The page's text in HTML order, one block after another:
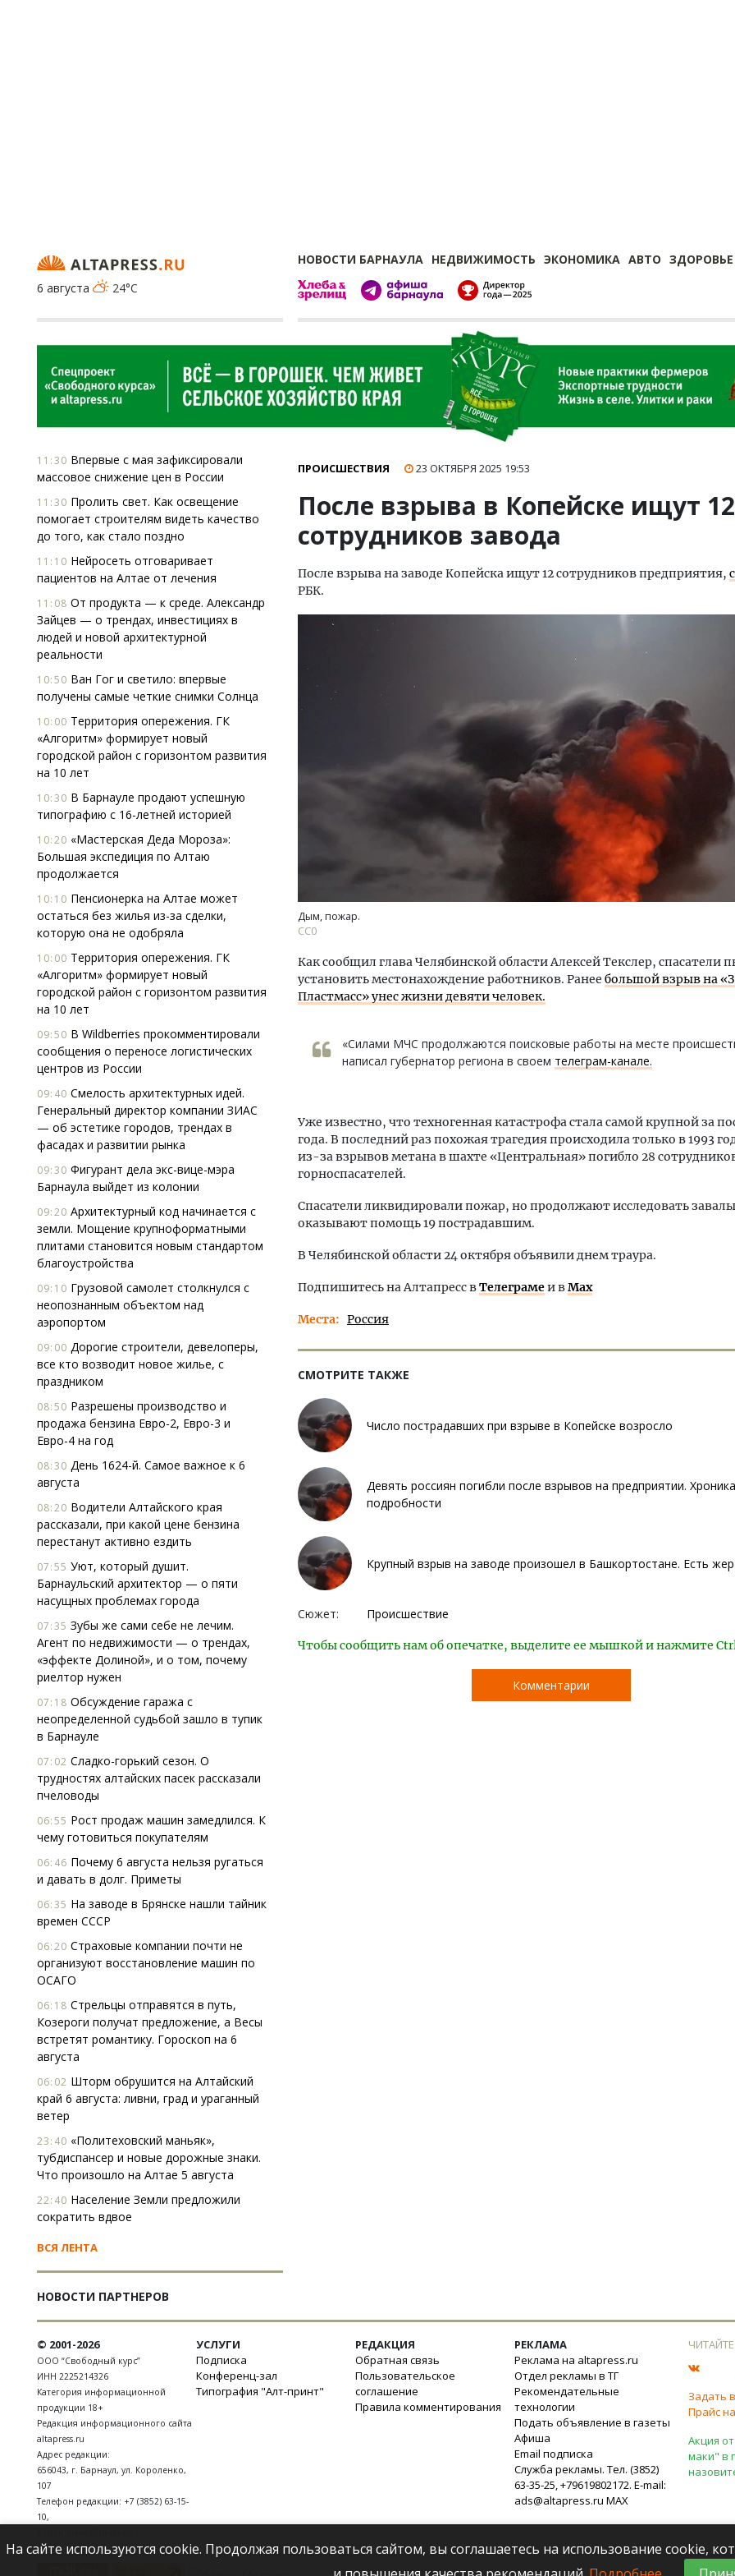
НОВОСТИ БАРНАУЛА НЕДВИЖИМОСТЬ ЭКОНОМИКА АВТО ЗДОРОВЬЕ
6 августа
24°C
11:30 Впервые с мая зафиксировали
массовое снижение цен в России
11:30 Пролить свет. Как освещение
помогает строи­телям видеть качество
до того, как стало поздно
11:10 Нейросеть отговаривает
пациентов на Алтае от лечения
11:08 От продукта — к среде. Александр
Зайцев — о трендах, инвестициях в
людей и новой архитектурной
реальности
10:50 Ван Гог и светило: впервые
получены самые четкие снимки Солнца
10:00 Территория опережения. ГК
«Алгоритм» формирует новый
городской район с горизонтом развития
на 10 лет
10:30 В Барнауле продают успешную
типографию с 16-летней историей
10:20 «Мастерская Деда Мороза»:
Большая экспедиция по Алтаю
продолжается
10:10 Пенсионерка на Алтае может
остаться без жилья из-за сделки,
которую она не одобряла
10:00 Территория опережения. ГК
«Алгоритм» формирует новый
городской район с горизонтом развития
на 10 лет
09:50 В Wildberries прокомментировали
сообщения о переносе логистических
центров из России
09:40 Смелость архитектурных идей.
Генеральный директор компании ЗИАС
— об эстетике городов, трендах в
фасадах и развитии рынка
09:30 Фигурант дела экс-вице-мэра
Барнаула выйдет из колонии
09:20 Архитектурный код начинается с
земли. Мощение крупноформатными
плитами становится новым стандартом
благоустройства
09:10 Грузовой самолет столкнулся с
неопознанным объектом над
аэропортом
09:00 Дорогие строители, девелоперы,
все кто возводит новое жилье, с
праздником
08:50 Разрешены производство и
продажа бензина Евро-2, Евро-3 и
Евро-4 на год
08:30 День 1624-й. Самое важное к 6
августа
08:20 Водители Алтайского края
рассказали, при какой цене бензина
перестанут активно ездить
07:55 Уют, который душит.
Барнаульский архитектор — о пяти
насущных проблемах города
07:35 Зубы же сами себе не лечим.
Агент по недвижимости — о трендах,
«эффекте Долиной», и о том, почему
риелтор нужен
07:18 Обсуждение гаража с
неопределенной судьбой зашло в тупик
в Барнауле
07:02 Сладко-горький сезон. О
трудностях алтайских пасек рассказали
пчеловоды
06:55 Рост продаж машин замедлился. К
чему готовиться покупателям
06:46 Почему 6 августа нельзя ругаться
и давать в долг. Приметы
06:35 На заводе в Брянске нашли тайник
времен СССР
06:20 Страховые компании почти не
организуют восстановление машин по
ОСАГО
06:18 Стрельцы отправятся в путь,
Козероги получат предложение, а Весы
встретят романтику. Гороскоп на 6
августа
06:02 Шторм обрушится на Алтайский
край 6 августа: ливни, град и ураганный
ветер
23:40 «Политеховский маньяк»,
тубдиспансер и новые дорожные знаки.
Что произошло на Алтае 5 августа
22:40 Население Земли предложили
сократить вдвое
ВСЯ ЛЕНТА
НОВОСТИ ПАРТНЕРОВ
ПРОИСШЕСТВИЯ 23 ОКТЯБРЯ 2025 19:53
После взрыва в Копейске ищут 12
сотрудников завода
После взрыва на заводе Копейска ищут 12 сотрудников предприятия,
РБК.
Дым, пожар.
СС0
Как сообщил глава Челябинской области Алексей Текслер, спасатели
установить местонахождение работников. Ранее большой взрыв на
Пластмасс» унес жизни девяти человек.
«Силами МЧС продолжаются поисковые работы на месте
написал губернатор региона в своем телеграм-канале.
Уже известно, что техногенная катастрофа стала самой крупной за
года. В последний раз похожая трагедия происходила только в 1993
из-за взрывов метана в шахте «Центральная» погибло 28
горноспасателей.
Спасатели ликвидировали пожар, но продолжают исследовать
оказывают помощь 19 пострадавшим.
В Челябинской области 24 октября объявили днем траура.
Подпишитесь на Алтапресс вТелеграмеи вMax
Места Россия
СМОТРИТЕ ТАКЖЕ
Число пострадавших при взрыве в Копейске возросло
Девять россиян погибли после взрывов на предприятии.
подробности
Крупный взрыв на заводе произошел в Башкортостане. Есть
Сюжет: Происшествие
Чтобы сообщить нам об опечатке, выделите ее мышкой и нажмите
Комментарии
Архитектурный код начинается с
стандартом благоустройства
Смелость архитектурных
Генеральный директор
© 2001-2026
ООО “Свободный курс”
ИНН 2225214326
Категория информационной
продукции 18+
Редакция информационного сайта
altapress.ru
Адрес редакции:
656043, г. Барнаул, ул. Короленко,
107
Телефон редакции: +7 (3852) 63-15-
10,
УСЛУГИ
Подписка
Конференц-зал
Типография "Алт-принт"
РЕДАКЦИЯ
Обратная связь
Пользовательское
соглашение
Правила комментирования
РЕКЛАМА
Реклама на altapress.ru
Отдел рекламы в ТГ
Рекомендательные
технологии
Подать объявление в газеты
Афиша
Email подписка
Служба рекламы. Тел. (3852)
63-35-25, +79619802172. E-mail:
ads@altapress.ru MAX
Задать
Прайс
Акция
маки" в
На сайте используются cookie. Продолжая пользоваться сайтом, вы соглашаетесь на использование cookie,